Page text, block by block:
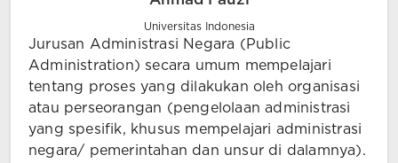
Universitas Indonesia
Jurusan Administrasi Negara (Public
Administration) secara umum mempelajari
tentang proses yang dilakukan oleh organisasi
atau perseorangan (pengelolaan administrasi
yang spesifik, khusus mempelajari administrasi
negara/ pemerintahan dan unsur di dalamnya).